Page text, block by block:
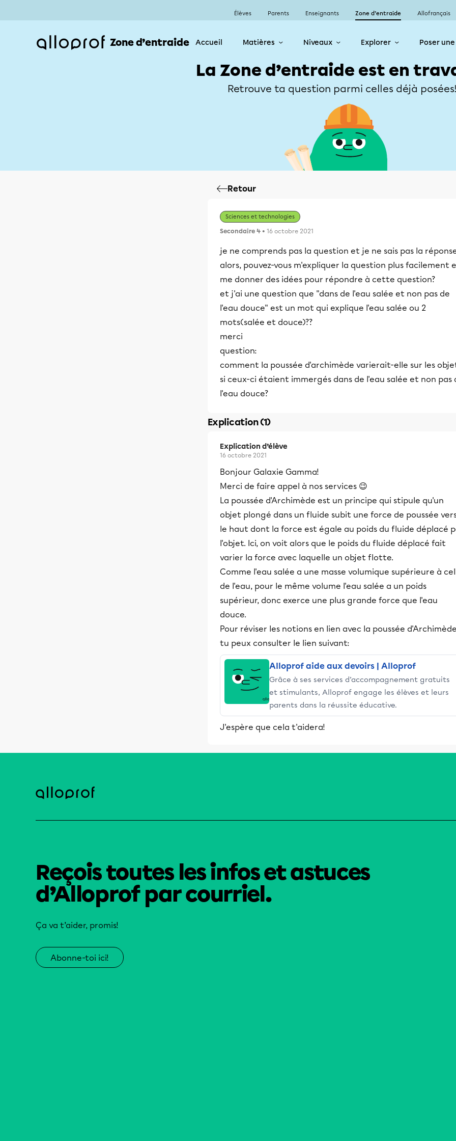
Élèves Parents Enseignants Zone d’entraide Allofrançais
Zone d’entraide Accueil Matières Niveaux Explorer Poser
La Zone d’entraide est en
Retrouve ta question parmi celles déjà posées!
Retour
Sciences et technologies
Secondaire 4 • 16 octobre 2021
je ne comprends pas la question et je ne sais pas la
alors, pouvez-vous m'expliquer la question plus facilement
me donner des idées pour répondre à cette question?
et j'ai une question que "dans de l'eau salée et non pas de
l'eau douce" est un mot qui explique l'eau salée ou 2
mots(salée et douce)??
merci
question:
comment la poussée d'archimède varierait-elle sur les
si ceux-ci étaient immergés dans de l'eau salée et non pas
l'eau douce?
Explication (1)
Explication d’élève
16 octobre 2021
Bonjour Galaxie Gamma!
Merci de faire appel à nos services 😉
La poussée d'Archimède est un principe qui stipule qu'un
objet plongé dans un fluide subit une force de poussée
le haut dont la force est égale au poids du fluide déplacé
l'objet. Ici, on voit alors que le poids du fluide déplacé fait
varier la force avec laquelle un objet flotte.
Comme l'eau salée a une masse volumique supérieure à
de l'eau, pour le même volume l'eau salée a un poids
supérieur, donc exerce une plus grande force que l'eau
douce.
Pour réviser les notions en lien avec la poussée
tu peux consulter le lien suivant:
Alloprof aide aux devoirs | Alloprof
Grâce à ses services d’accompagnement gratuits
et stimulants, Alloprof engage les élèves et leurs
parents dans la réussite éducative.
J'espère que cela t'aidera!
Reçois toutes les infos et astuces
d’Alloprof par courriel.
Ça va t’aider, promis!
Abonne-toi ici!